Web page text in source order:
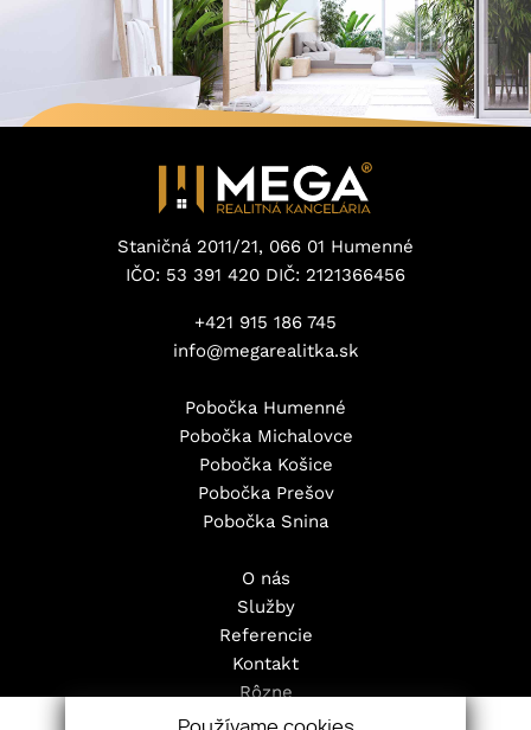
Staničná 2011/21, 066 01 Humenné
IČO: 53 391 420 DIČ: 2121366456
+421 915 186 745
info@megarealitka.sk
Pobočka Humenné
Pobočka Michalovce
Pobočka Košice
Pobočka Prešov
Pobočka Snina
O nás
Služby
Referencie
Kontakt
Rôzne
Pravidlá cookies